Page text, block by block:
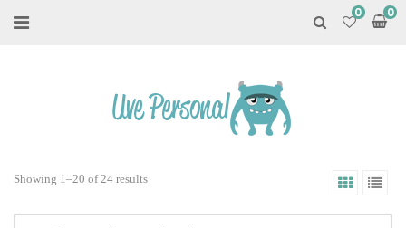
0
Showing 1–20 of 24 results